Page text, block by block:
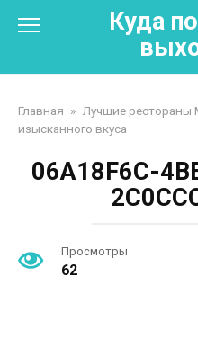
Куда
Главная » Лучшие
изысканного вкуса
06A18F6C-
Просмотры
62